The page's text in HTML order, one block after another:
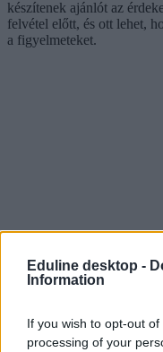
Eduline desktop -
Information
If you wish to opt-out
processing of your
készítenek ajánlót az
felvétel előtt, és ott lehet,
a figyelmeteket.